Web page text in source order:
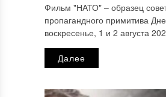
Фильм "НАТО" ‒ образец
пропагандного примитива
воскресенье, 1 и 2 августа
Далее